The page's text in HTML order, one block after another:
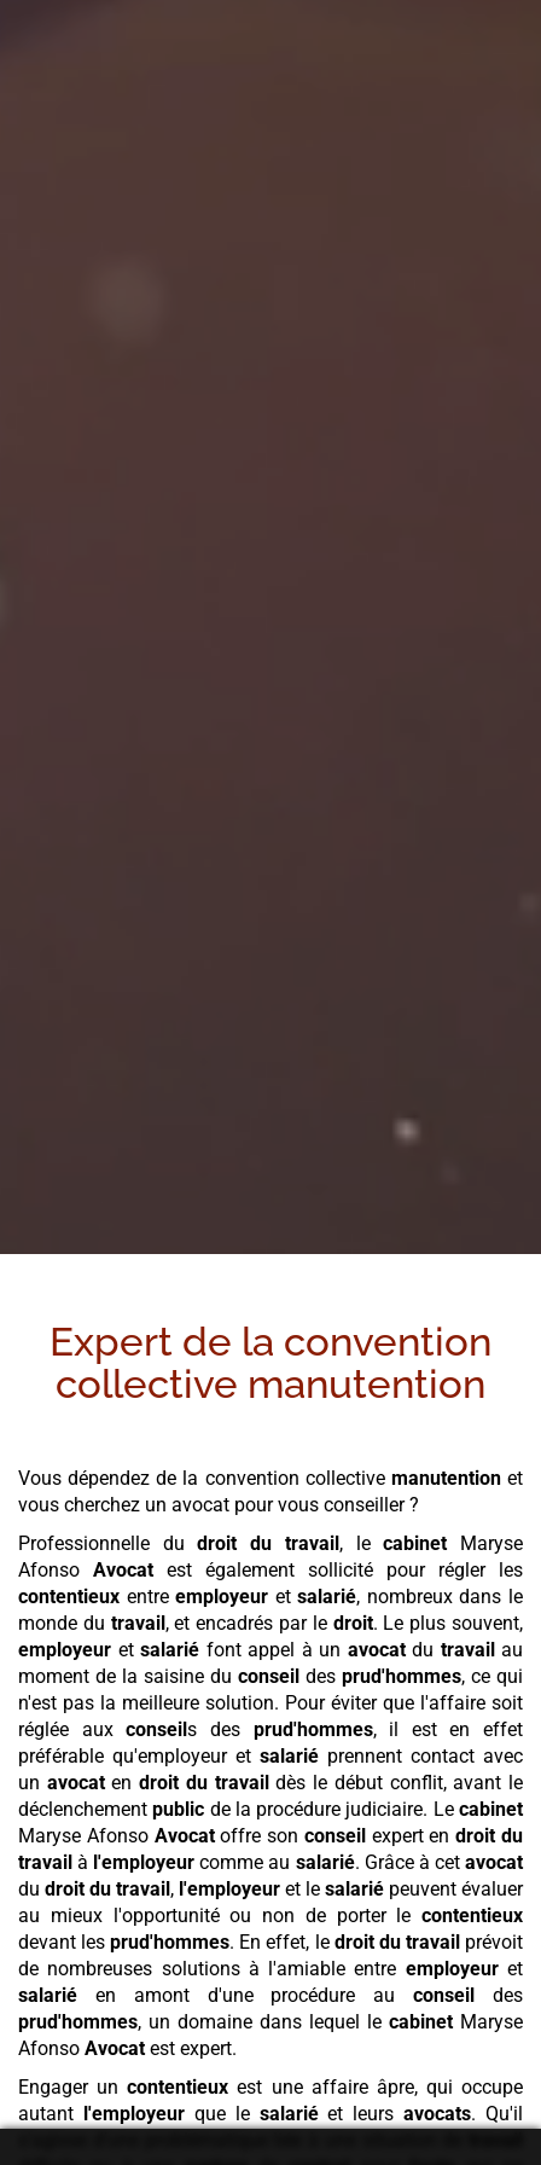
Expert de la convention
collective manutention
Vous dépendez de la convention collective manutention et
vous cherchez un avocat pour vous conseiller ?
Professionnelle dudroit du travail, lecabinet Maryse
Afonso Avocat est également sollicité pour régler les
contentieux entreemployeur etsalarié, nombreux dans le
monde du travail, et encadrés par le droit. Le plus souvent,
employeur et salarié font appel à un avocatdu travailau
moment de la saisine du conseil des prud'hommes, ce qui
n'est pas la meilleure solution. Pour éviter que l'affaire soit
réglée auxconseils des prud'hommes, il est en effet
préférable qu'employeur et salarié prennent contact avec
un avocatendroit du travaildès le début conflit, avant le
déclenchementpublic de la procédure judiciaire. Lecabinet
Maryse Afonso Avocatoffre son conseil expert endroit du
travail à l'employeur comme au salarié. Grâce à cetavocat
du droit du travail, l'employeur et le salarié peuvent évaluer
au mieux l'opportunité ou non de porter le contentieux
devant lesprud'hommes. En effet, le droit du travailprévoit
de nombreuses solutions à l'amiable entre employeuret
salarié en amont d'une procédure auconseil des
prud'hommes, un domaine dans lequel le cabinet Maryse
Afonso Avocat est expert.
Engager uncontentieux est une affaire âpre, qui occupe
autant l'employeurque le salariéet leursavocats. Qu'il